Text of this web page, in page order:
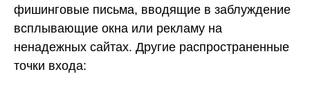
фишинговые письма, вводящие в заблуждение
всплывающие окна или рекламу на
ненадежных сайтах. Другие распространенные
точки входа: